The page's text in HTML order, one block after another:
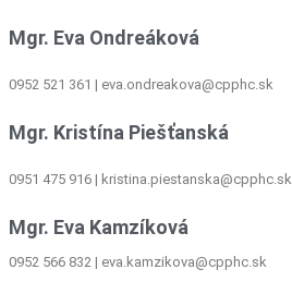
Mgr. Eva Ondreáková
0952 521 361 | eva.ondreakova@cpphc.sk
Mgr. Kristína Piešťanská
0951 475 916 | kristina.piestanska@cpphc.sk
Mgr. Eva Kamzíková
0952 566 832 | eva.kamzikova@cpphc.sk